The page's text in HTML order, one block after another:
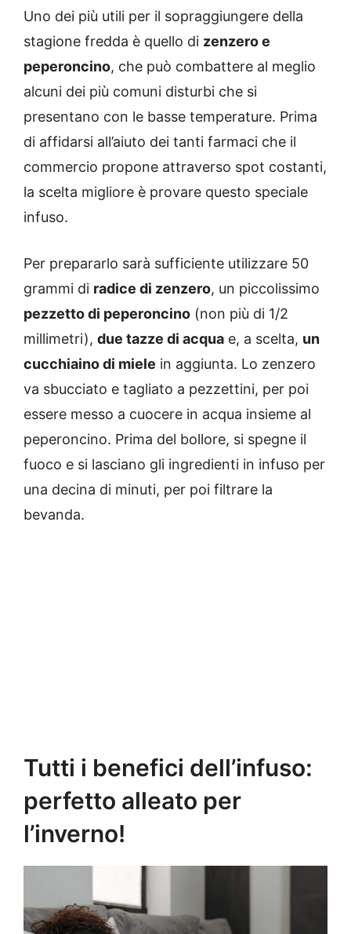
Uno dei più utili per il sopraggiungere della
stagione fredda è quello di zenzero e
peperoncino, che può combattere al meglio
alcuni dei più comuni disturbi che si
presentano con le basse temperature. Prima
di affidarsi all’aiuto dei tanti farmaci che il
commercio propone attraverso spot costanti,
la scelta migliore è provare questo speciale
infuso.
Per prepararlo sarà sufficiente utilizzare 50
grammi di radice di zenzero, un piccolissimo
pezzetto di peperoncino (non più di 1/2
millimetri), due tazze di acqua e, a scelta, un
cucchiaino di miele in aggiunta. Lo zenzero
va sbucciato e tagliato a pezzettini, per poi
essere messo a cuocere in acqua insieme al
peperoncino. Prima del bollore, si spegne il
fuoco e si lasciano gli ingredienti in infuso per
una decina di minuti, per poi filtrare la
bevanda.
Tutti i benefici dell’infuso:
perfetto alleato per
l’inverno!